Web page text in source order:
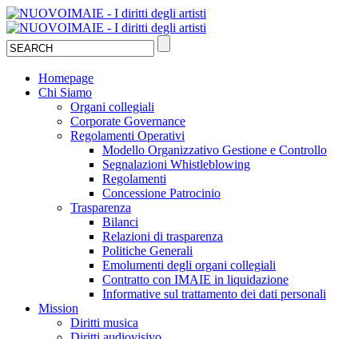
Homepage
Chi Siamo
Organi collegiali
Corporate Governance
Regolamenti Operativi
Modello Organizzativo Gestione e Controllo
Segnalazioni Whistleblowing
Regolamenti
Concessione Patrocinio
Trasparenza
Bilanci
Relazioni di trasparenza
Politiche Generali
Emolumenti degli organi collegiali
Contratto con IMAIE in liquidazione
Informative sul trattamento dei dati personali
Mission
Diritti musica